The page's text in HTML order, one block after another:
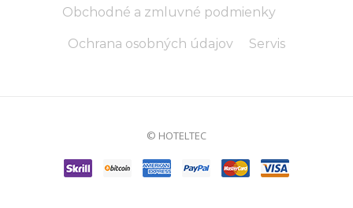
Obchodné a zmluvné podmienky
Ochrana osobných údajov Servis
© HOTELTEC